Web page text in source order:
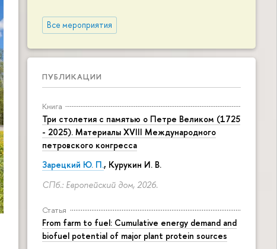
Все мероприятия
ПУБЛИКАЦИИ
Книга
Три столетия с памятью о Петре Великом (1725
- 2025). Материалы XVIII Международного
петровского конгресса
Зарецкий Ю. П., Курукин И. В.
СПб.: Европейский дом, 2026.
Статья
From farm to fuel: Cumulative energy demand and
biofuel potential of major plant protein sources